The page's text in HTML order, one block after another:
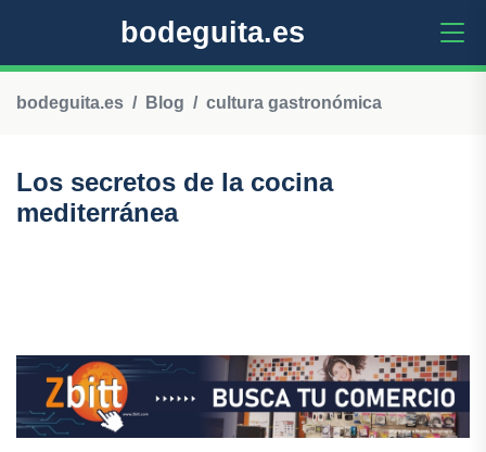
bodeguita.es
bodeguita.es Blog cultura gastronómica
Los secretos de la cocina
mediterránea